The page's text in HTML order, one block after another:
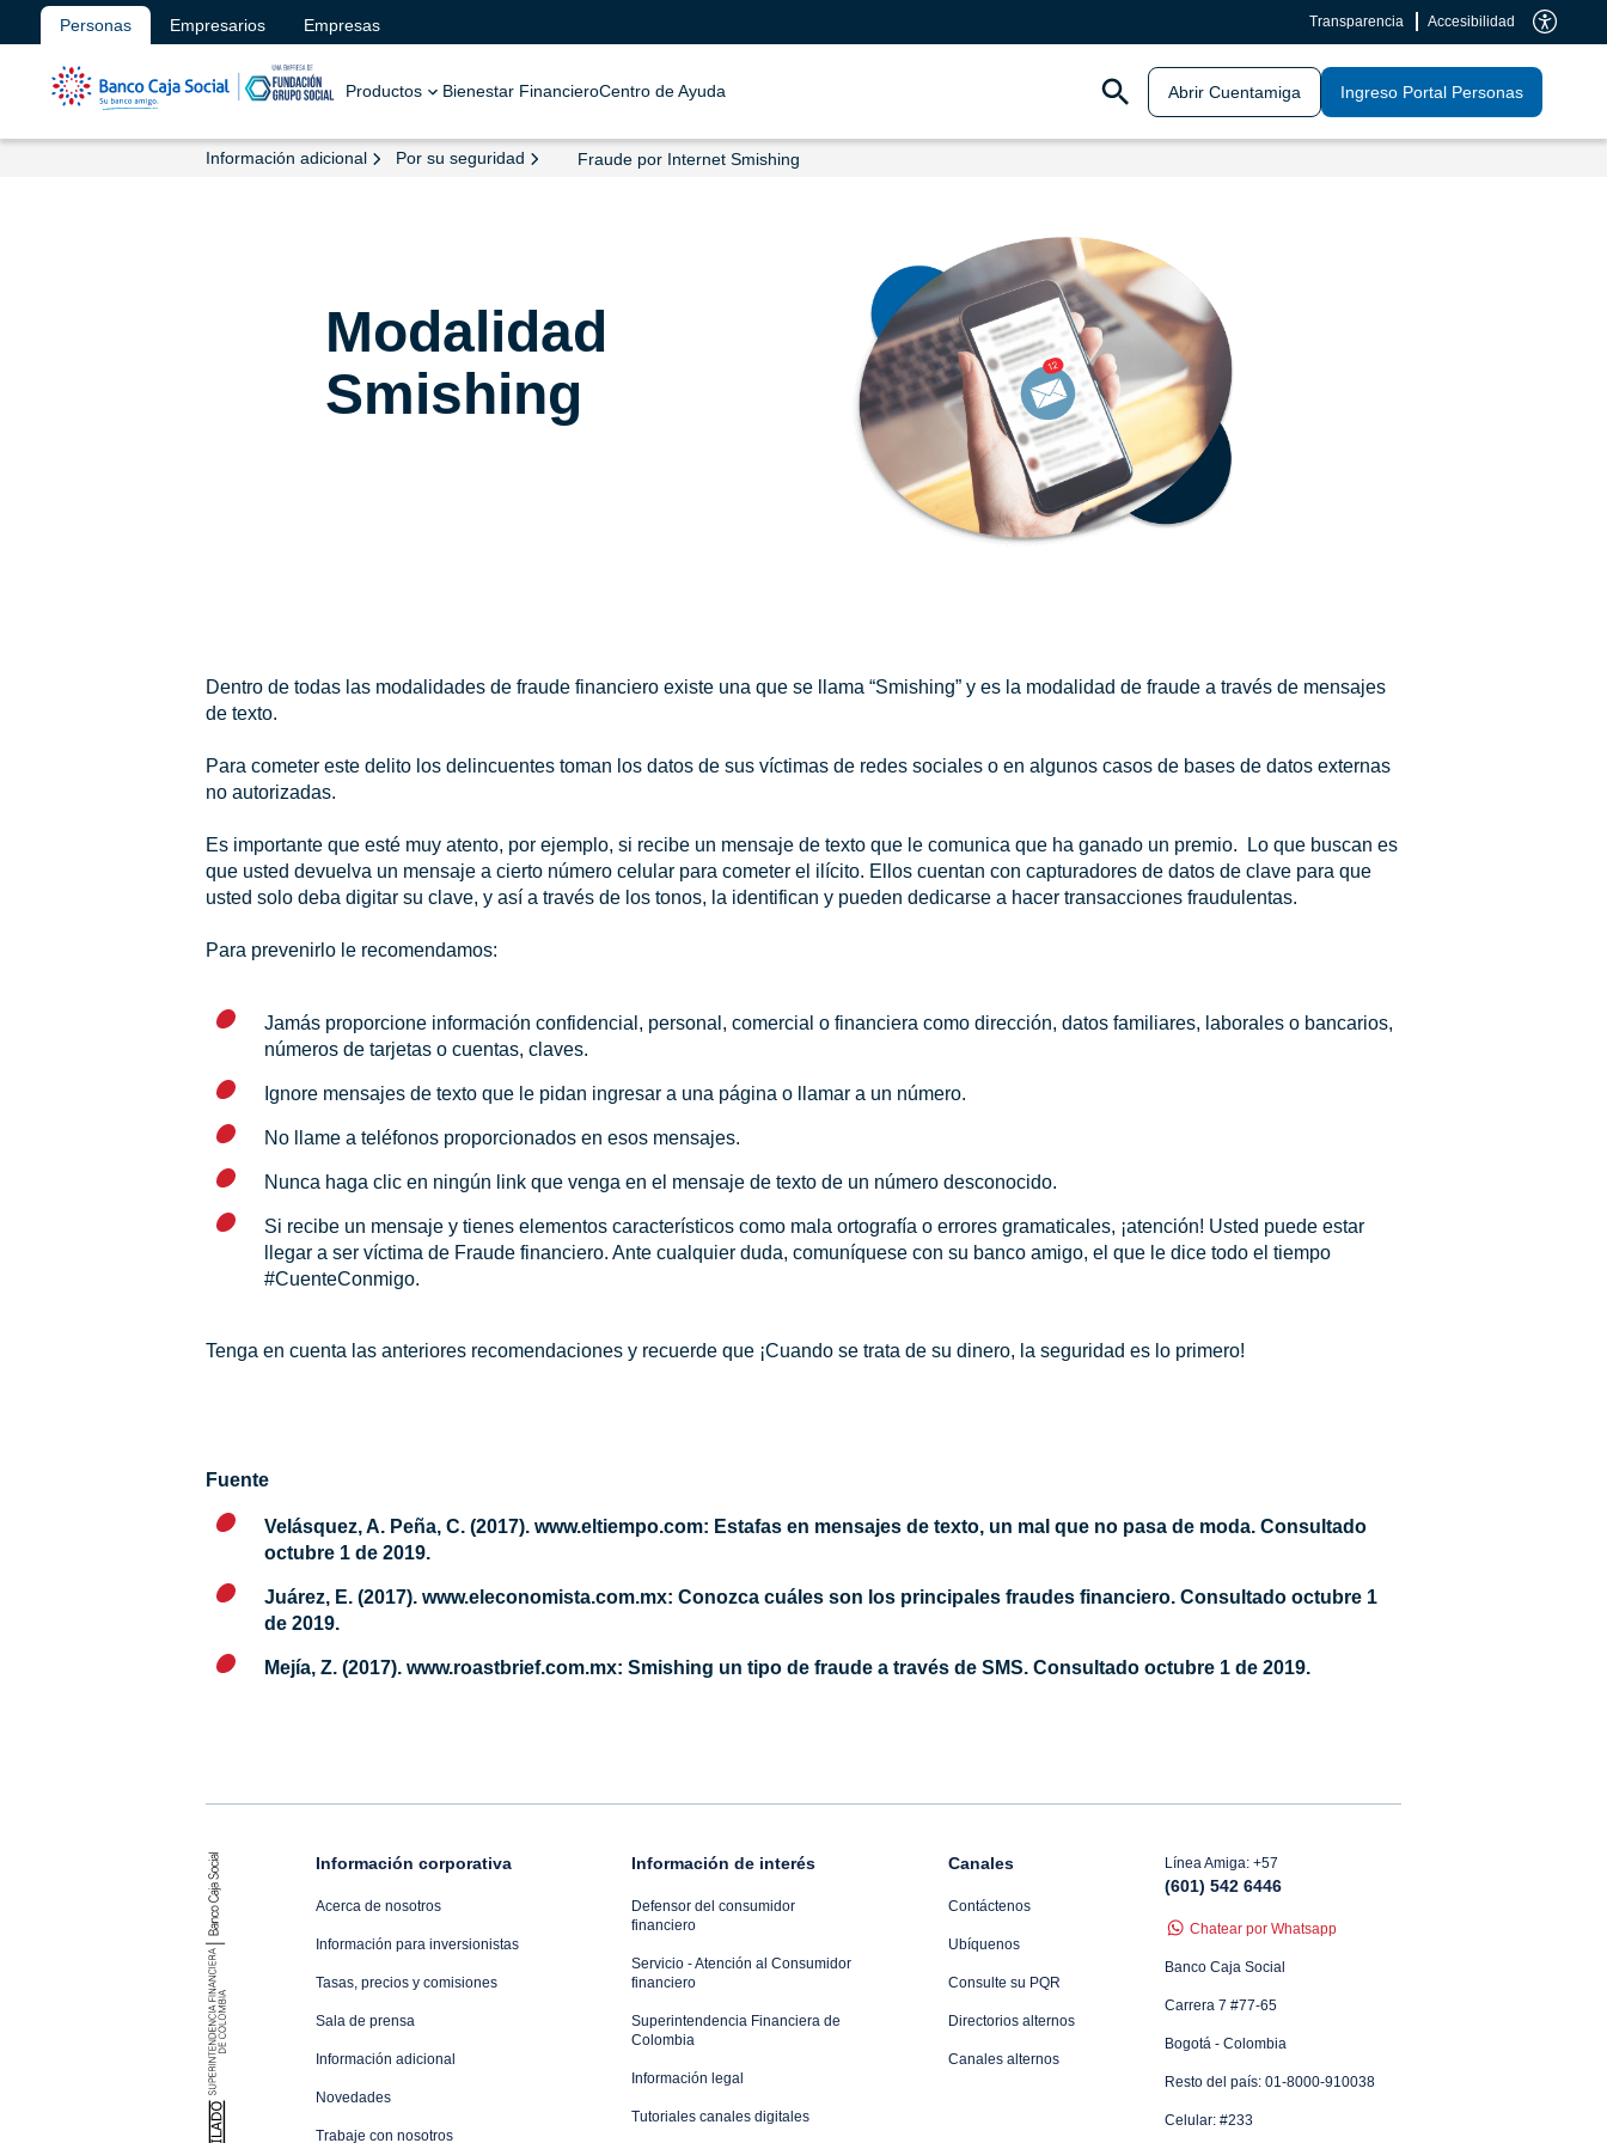
Personas Empresarios Empresas Transparencia Accesibilidad
Productos Bienestar FinancieroCentro de Ayuda Abrir Cuentamiga Ingreso Portal Personas
Información adicional Por su seguridad Fraude por Internet Smishing
Modalidad
Smishing
Dentro de todas las modalidades de fraude financiero existe una que se llama “Smishing” y es la modalidad de fraude a través de mensajes
de texto.
Para cometer este delito los delincuentes toman los datos de sus víctimas de redes sociales o en algunos casos de bases de datos externas
no autorizadas.
Es importante que esté muy atento, por ejemplo, si recibe un mensaje de texto que le comunica que ha ganado un premio. Lo que buscan es
que usted devuelva un mensaje a cierto número celular para cometer el ilícito. Ellos cuentan con capturadores de datos de clave para que
usted solo deba digitar su clave, y así a través de los tonos, la identifican y pueden dedicarse a hacer transacciones fraudulentas.
Para prevenirlo le recomendamos:
Jamás proporcione información confidencial, personal, comercial o financiera como dirección, datos familiares, laborales o bancarios,
números de tarjetas o cuentas, claves.
Ignore mensajes de texto que le pidan ingresar a una página o llamar a un número.
No llame a teléfonos proporcionados en esos mensajes.
Nunca haga clic en ningún link que venga en el mensaje de texto de un número desconocido.
Si recibe un mensaje y tienes elementos característicos como mala ortografía o errores gramaticales, ¡atención! Usted puede estar
llegar a ser víctima de Fraude financiero. Ante cualquier duda, comuníquese con su banco amigo, el que le dice todo el tiempo
#CuenteConmigo.
Tenga en cuenta las anteriores recomendaciones y recuerde que ¡Cuando se trata de su dinero, la seguridad es lo primero!
Fuente
Velásquez, A. Peña, C. (2017). www.eltiempo.com: Estafas en mensajes de texto, un mal que no pasa de moda. Consultado
octubre 1 de 2019.
Juárez, E. (2017). www.eleconomista.com.mx: Conozca cuáles son los principales fraudes financiero. Consultado octubre 1
de 2019.
Mejía, Z. (2017). www.roastbrief.com.mx: Smishing un tipo de fraude a través de SMS. Consultado octubre 1 de 2019.
Información corporativa
Acerca de nosotros
Información para inversionistas
Tasas, precios y comisiones
Sala de prensa
Información adicional
Novedades
Trabaje con nosotros
Información de interés
Defensor del consumidor
financiero
Servicio - Atención al Consumidor
financiero
Superintendencia Financiera de
Colombia
Información legal
Tutoriales canales digitales
Canales
Contáctenos
Ubíquenos
Consulte su PQR
Directorios alternos
Canales alternos
Línea Amiga: +57
(601) 542 6446
Chatear por Whatsapp
Banco Caja Social
Carrera 7 #77-65
Bogotá - Colombia
Resto del país: 01-8000-910038
Celular: #233